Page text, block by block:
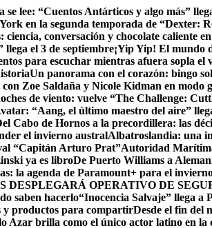
lee: “Cuentos Antárticos y algo más”
en la segunda temporada de “Dexter:
ciencia, conversación y chocolate caliente
el 3 de septiembre¡Yip Yip! El mundo
para escuchar mientras afuera sopla el
Un panorama con el corazón: bingo
con Zoe Saldaña y Nicole Kidman en modo
de viento: vuelve “The Challenge:
“Aang, el último maestro del aire”
Cabo de Hornos a la precordillera: las
el invierno australAlbatroslandia: una
“Capitán Arturo Prat”Autoridad
ya es libroDe Puerto Williams a
la agenda de Paramount+ para el
DESPLEGARÁ OPERATIVO DE
saben hacerlo“Inocencia Salvaje” llega a
y productos para compartirDesde el fin del
Azar brilla como el único actor latino en la